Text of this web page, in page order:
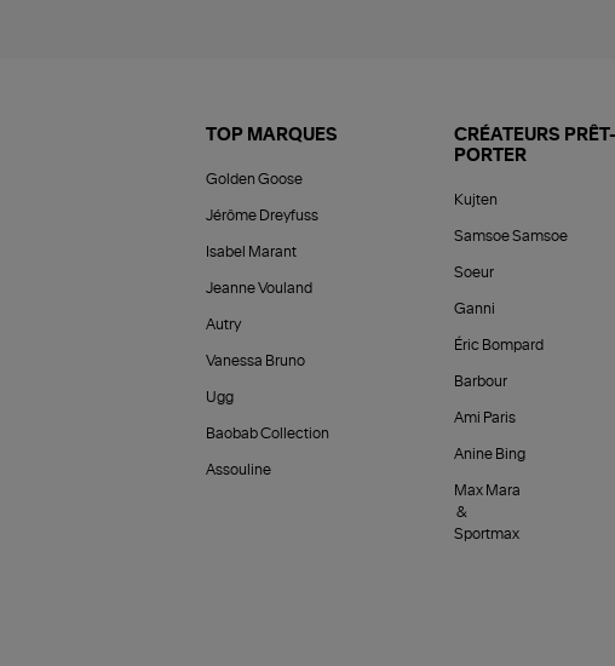
TOP MARQUES
Golden Goose
Jérôme Dreyfuss
Isabel Marant
Jeanne Vouland
Autry
Vanessa Bruno
Ugg
Baobab Collection
Assouline
CRÉATEURS
PORTER
Kujten
Samsoe Samsoe
Soeur
Ganni
Éric Bompard
Barbour
Ami Paris
Anine Bing
Max Mara
&
Sportmax